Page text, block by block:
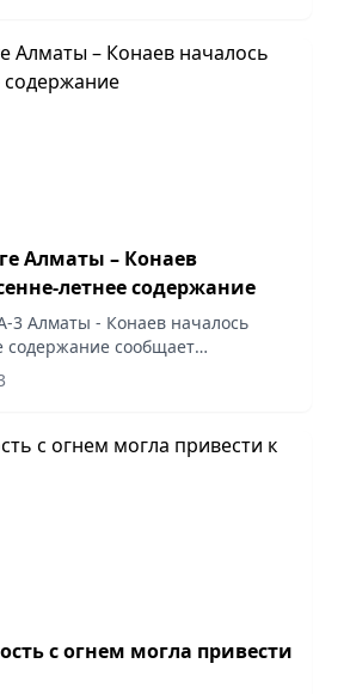
Алматы – Конаев
летнее содержание
3 Алматы - Конаев началось
содержание сообщает
с огнем могла привести